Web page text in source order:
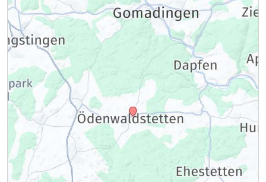
Ausstattung
Zusatznächte